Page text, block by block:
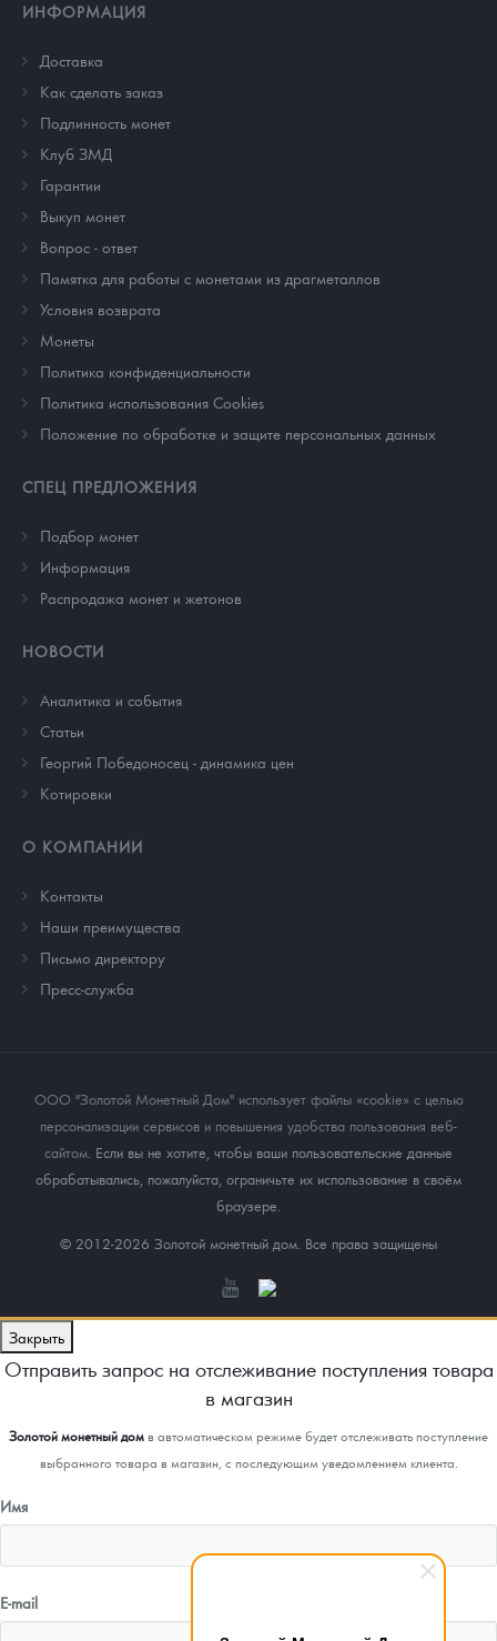
ИНФОРМАЦИЯ
Доставка
Как сделать заказ
Подлинность монет
Клуб ЗМД
Гарантии
Выкуп монет
Вопрос - ответ
Памятка для работы с монетами из драгметаллов
Условия возврата
Монеты
Политика конфиденциальности
Политика использования Cookies
Положение по обработке и защите персональных данных
СПЕЦ ПРЕДЛОЖЕНИЯ
Подбор монет
Информация
Распродажа монет и жетонов
НОВОСТИ
Аналитика и события
Cтатьи
Георгий Победоносец - динамика цен
Котировки
О КОМПАНИИ
Контакты
Наши преимущества
Письмо директору
Пресс-служба
ООО "Золотой Монетный Дом" использует файлы «cookie» с целью
персонализации сервисов и повышения удобства пользования веб-
сайтом. Если вы не хотите, чтобы ваши пользовательские данные
обрабатывались, пожалуйста, ограничьте их использование в своём
браузере.
© 2012-2026 Золотой монетный дом. Все права защищены
Закрыть
Отправить запрос на отслеживание поступления товара
в магазин
Золотой монетный домв автоматическом режиме будет отслеживать поступление
выбранного товара в магазин, с последующим уведомлением клиента.
Имя
E-mail